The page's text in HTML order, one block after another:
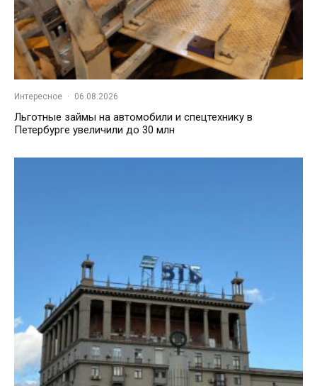
Интересное · 06.08.2026
Льготные займы на автомобили и спецтехнику в
Петербурге увеличили до 30 млн